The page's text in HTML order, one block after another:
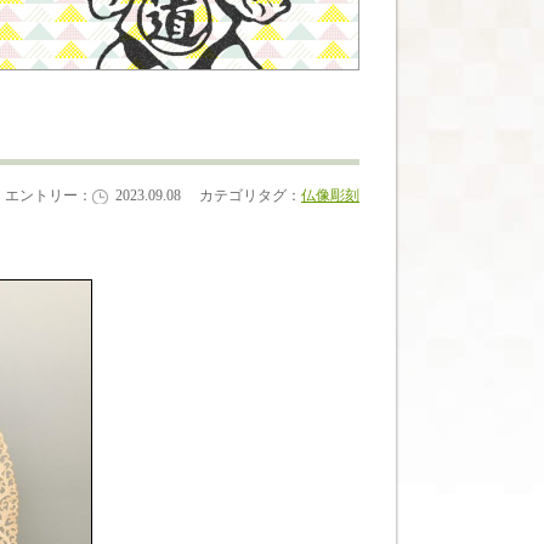
エントリー： 2023.09.08 カテゴリタグ： 仏像彫刻